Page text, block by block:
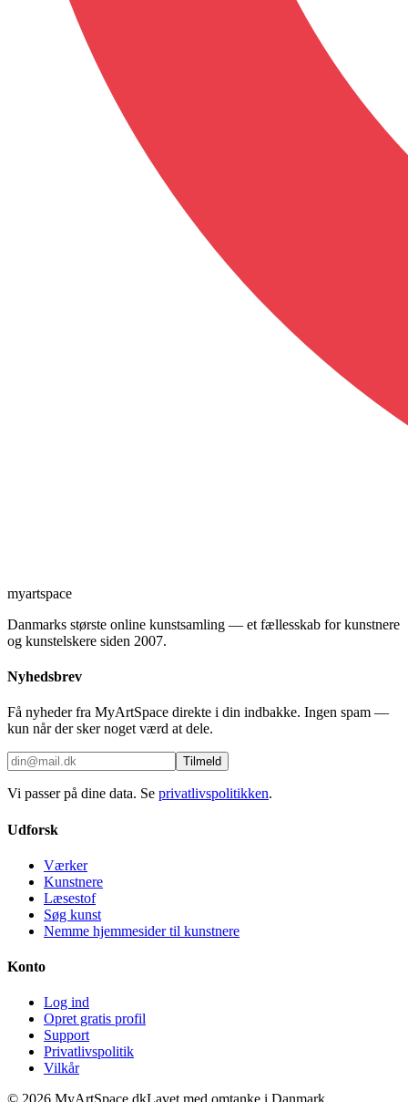
myartspace
Danmarks største online kunstsamling — et fællesskab for kunstnere
og kunstelskere siden 2007.
Nyhedsbrev
Få nyheder fra MyArtSpace direkte i din indbakke. Ingen spam —
kun når der sker noget værd at dele.
Tilmeld
Vi passer på dine data. Se privatlivspolitikken.
Udforsk
Værker
Kunstnere
Læsestof
Søg kunst
Nemme hjemmesider til kunstnere
Konto
Log ind
Opret gratis profil
Support
Privatlivspolitik
Vilkår